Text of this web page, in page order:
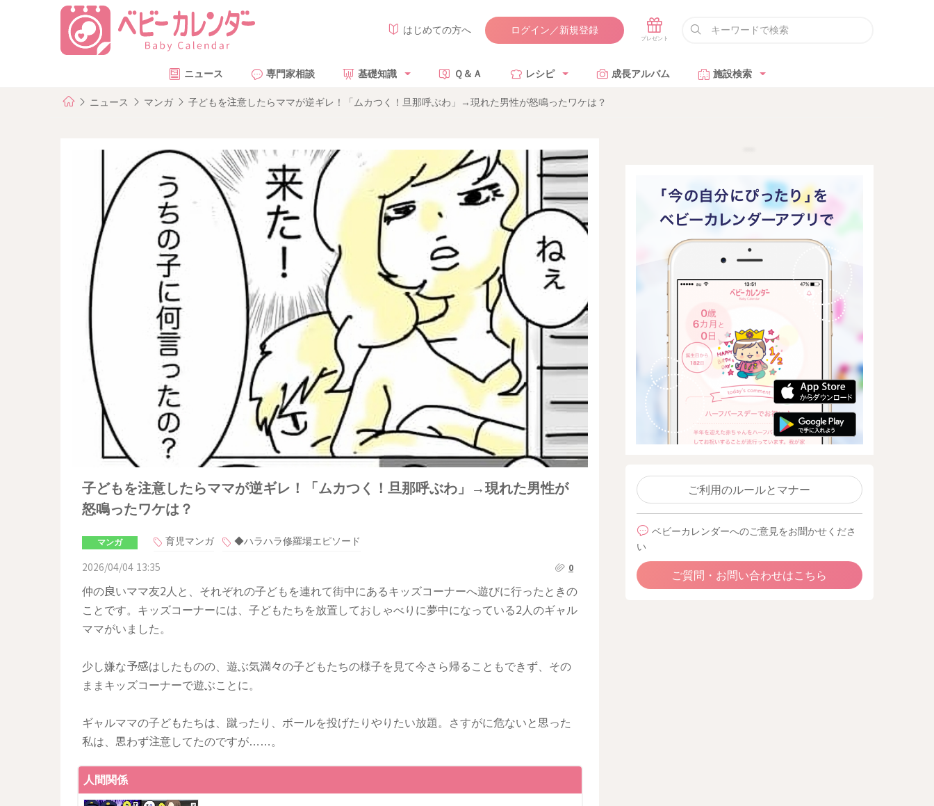
はじめての方へ ログイン／新規登録
ニュース 専門家相談 基礎知識 Ｑ＆Ａ レシピ 成長アルバム 施設検索
ニュース マンガ 子どもを注意したらママが逆ギレ！「ムカつく！旦那呼ぶわ」→現れた男性が怒鳴ったワケは？
子どもを注意したらママが逆ギレ！「ムカつく！旦那呼ぶわ」→現れた男性が
怒鳴ったワケは？
マンガ 育児マンガ ◆ハラハラ修羅場エピソード
2026/04/04 13:35 0
仲の良い​​ママ友2人と、それぞれの子どもを連れて街中にあるキッズコーナーへ遊びに行った​とき​​​の
ことです。キッズコーナーには、子どもたちを放置しておしゃべりに夢中になっている​2人のギャル
ママがいました。​
少し嫌な予感はしたものの、遊ぶ気満々の子どもたちの様子を見て今​​​さら​帰ることもできず、その
ままキッズコーナーで遊ぶことに。
ギャルママの子どもたちは、蹴ったり、ボールを投げたりやりたい放題。さすがに危ないと思った
私は、思わず注意してたのですが……。
人間関係
ご利用のルールとマナー
ベビーカレンダーへのご意見をお聞かせくださ
い
ご質問・お問い合わせはこちら